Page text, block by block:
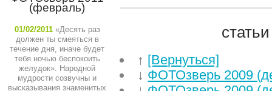
(февраль)
01/02/2011 «Десять раз
должен ты смеяться в
течение дня, иначе будет
тебя ночью беспокоить
желудок». Народной
мудрости созвучны и
высказывания знаменитых
↑ [Вернуться]
↓ ФОТОзверь 2009